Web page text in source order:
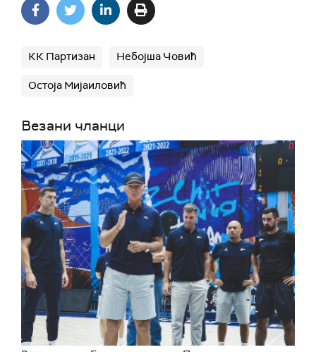
КК Партизан Небојша Човић
Остоја Мијаиловић
Везани чланци